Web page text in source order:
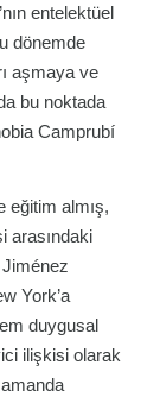
entelektüel
dönemde
aşmaya ve
bu noktada
Camprubí
eğitim almış,
arasındaki
Jiménez
York’a
duygusal
ilişkisi olarak